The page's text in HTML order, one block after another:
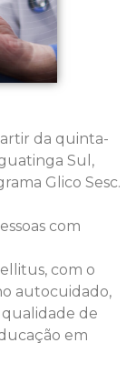
da quinta-
Sul,
Glico Sesc.
com
com o
autocuidado,
de
em